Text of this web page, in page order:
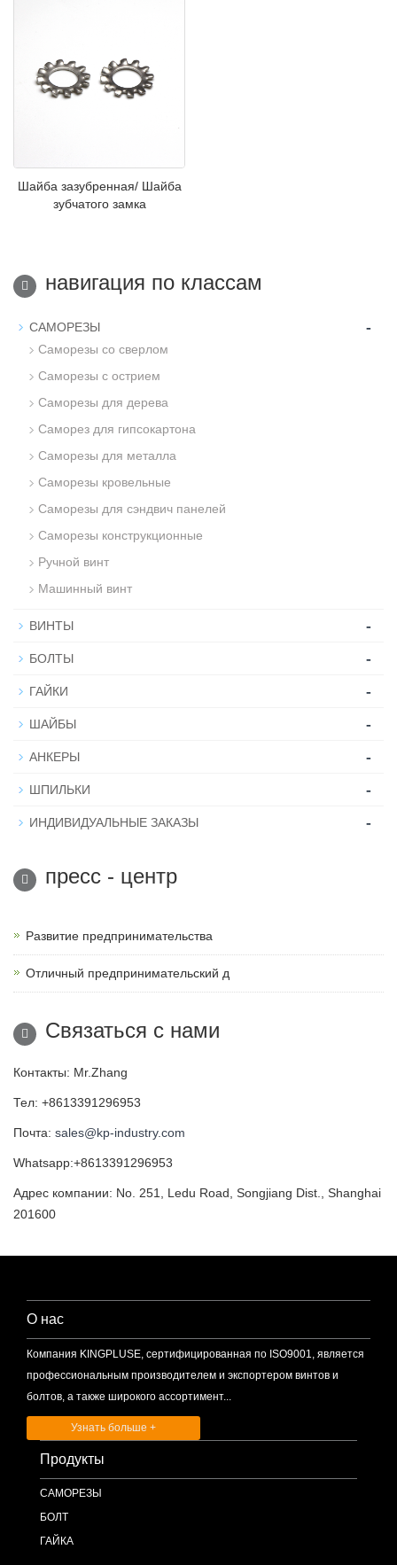
Шайба зазубренная/ Шайба
зубчатого замка
навигация по классам
САМОРЕЗЫ -
Саморезы со сверлом
Саморезы с острием
Саморезы для дерева
Саморез для гипсокартона
Саморезы для металла
Саморезы кровельные
Саморезы для сэндвич панелей
Саморезы конструкционные
Ручной винт
Машинный винт
ВИНТЫ -
БОЛТЫ -
ГАЙКИ -
ШАЙБЫ -
АНКЕРЫ -
ШПИЛЬКИ -
ИНДИВИДУАЛЬНЫЕ ЗАКАЗЫ -
пресс - центр
Развитие предпринимательства
Отличный предпринимательский д
Связаться с нами
Контакты: Mr.Zhang
Тел: +8613391296953
Почта: sales@kp-industry.com
Whatsapp:+8613391296953
Адрес компании: No. 251, Ledu Road, Songjiang Dist., Shanghai
201600
О нас
Компания KINGPLUSE, сертифицированная по ISO9001, является
профессиональным производителем и экспортером винтов и
болтов, а также широкого ассортимент...
Узнать больше +
Продукты
САМОРЕЗЫ
БОЛТ
ГАЙКА